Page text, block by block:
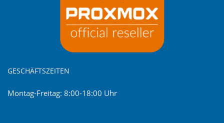
GESCHÄFTSZEITEN
Montag-Freitag: 8:00-18:00 Uhr